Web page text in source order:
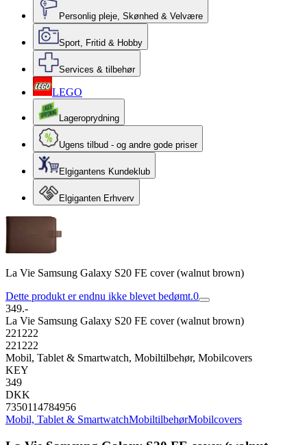
Personlig pleje, Skønhed & Velvære
Sport, Fritid & Hobby
Services & tilbehør
LEGO
Lageroprydning
Ugens tilbud - og andre gode priser
Elgigantens Kundeklub
Elgiganten Erhverv
La Vie Samsung Galaxy S20 FE cover (walnut brown)
Dette produkt er endnu ikke blevet bedømt.0
349.-
La Vie Samsung Galaxy S20 FE cover (walnut brown)
221222
221222
Mobil, Tablet & Smartwatch, Mobiltilbehør, Mobilcovers
KEY
349
DKK
7350114784956
Mobil, Tablet & SmartwatchMobiltilbehørMobilcovers